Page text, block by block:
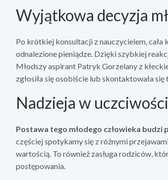
Wyjątkowa decyzja
Po krótkiej konsultacji z nauczycielem,
odnalezione pieniądze. Dzięki szybkiej
Młodszy aspirant Patryk Gorzelany z
zgłosiła się osobiście lub skontaktowała
Nadzieja w
Postawa tego młodego człowieka budzi
częściej spotykamy się z różnymi
wartością. To również zasługa rodziców,
postępowania.